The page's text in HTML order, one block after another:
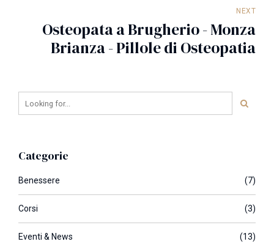
NEXT
Osteopata a Brugherio - Monza
Brianza - Pillole di Osteopatia
Categorie
Benessere (7)
Corsi (3)
Eventi & News (13)